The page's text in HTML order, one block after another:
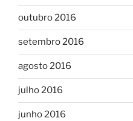
outubro 2016
setembro 2016
agosto 2016
julho 2016
junho 2016